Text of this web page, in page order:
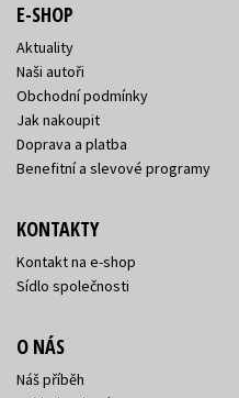
E-SHOP
Aktuality
Naši autoři
Obchodní podmínky
Jak nakoupit
Doprava a platba
Benefitní a slevové programy
KONTAKTY
Kontakt na e-shop
Sídlo společnosti
O NÁS
Náš příběh